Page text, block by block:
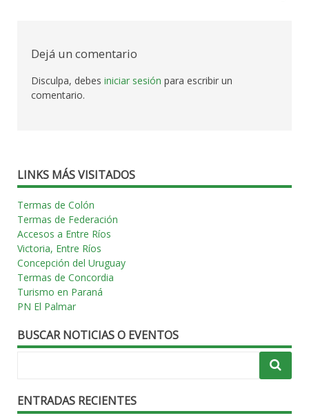
Dejá un comentario
Disculpa, debes iniciar sesión para escribir un
comentario.
LINKS MÁS VISITADOS
Termas de Colón
Termas de Federación
Accesos a Entre Ríos
Victoria, Entre Ríos
Concepción del Uruguay
Termas de Concordia
Turismo en Paraná
PN El Palmar
BUSCAR NOTICIAS O EVENTOS
ENTRADAS RECIENTES